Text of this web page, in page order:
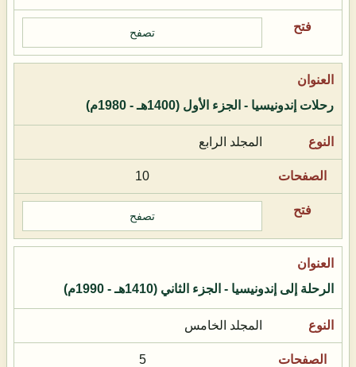
تصفح
رحلات إندونيسيا - الجزء الأول (1400هـ - 1980م)
المجلد الرابع
10
تصفح
الرحلة إلى إندونيسيا - الجزء الثاني (1410هـ - 1990م)
المجلد الخامس
5